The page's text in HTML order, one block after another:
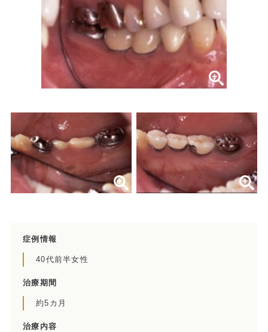
症例集
歯列矯正/インビザライン
矯正治療とは？
治療の手順
インビザライン・システムとは
治療費
症例集
歯内療法とは
当院の治療のポイント
歯内療法後の補綴治療
症例情報
40代前半女性
治療期間
約5カ月
治療内容